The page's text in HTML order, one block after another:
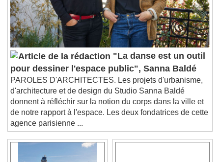
Subtitles
subtitles settings, opens subtitles
settings dialog
subtitles off
, selected
Audio Track
Picture-in-Picture
Fullscreen
This is a modal window.
Beginning of dialog window. Escape will cancel
and close the window.
Text
Color Opacity
Text Background
"La danse est un outil
pour dessiner l'espace public", Sanna Baldé
PAROLES D'ARCHITECTES. Les projets d'urbanisme,
d'architecture et de design du Studio Sanna Baldé
donnent à réfléchir sur la notion du corps dans la ville et
de notre rapport à l'espace. Les deux fondatrices de cette
agence parisienne ...